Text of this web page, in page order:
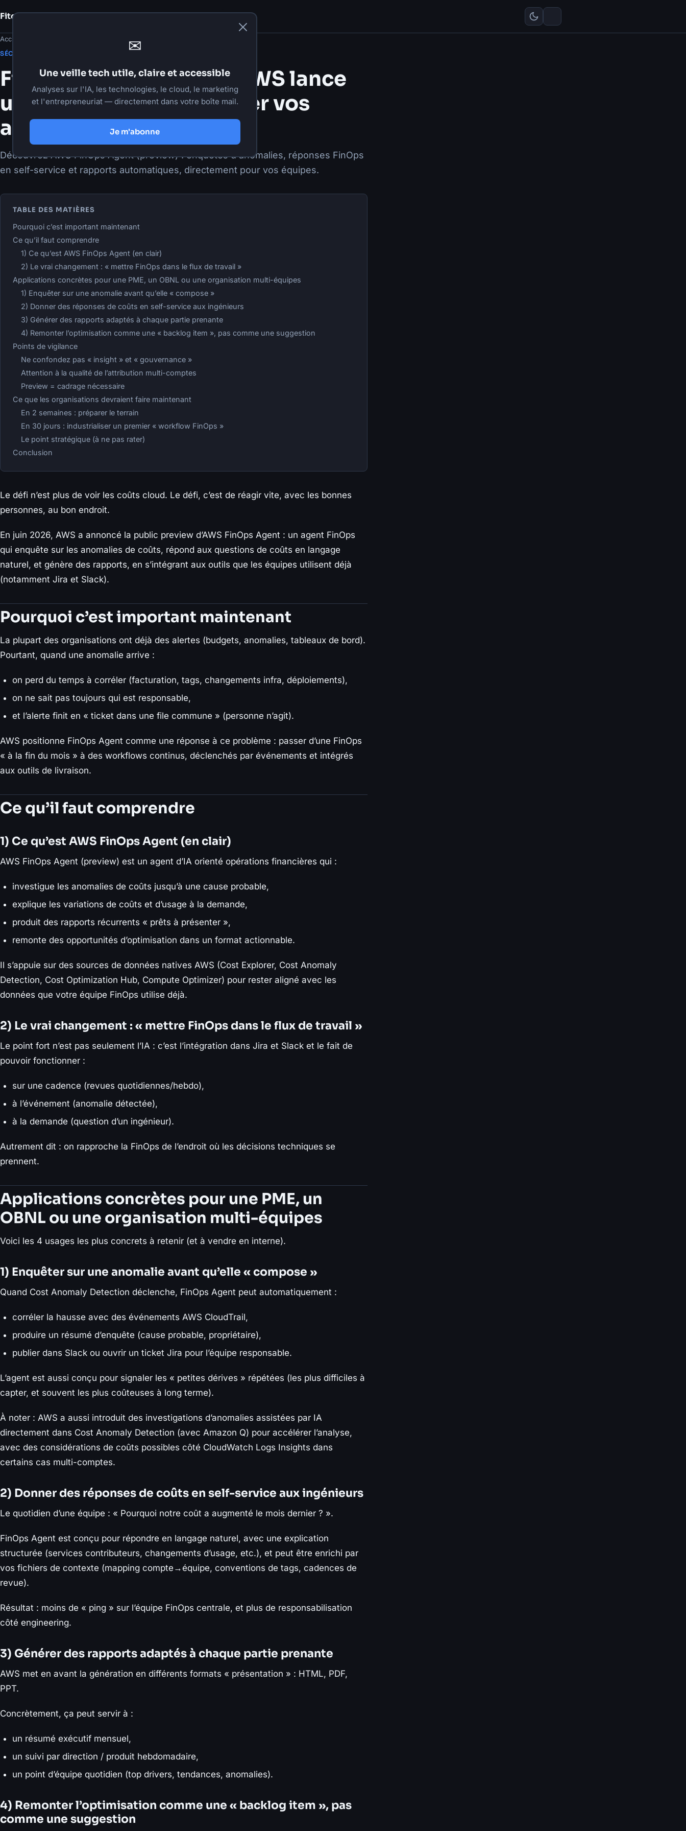
Fito DamourNotes
Accueil
SÉCURITÉ & CLOUD
FinOps en temps réel : AWS lance
un agent pour investiguer vos
anomalies de coûts
Découvrez AWS FinOps Agent (preview) : enquêtes d'anomalies, réponses FinOps
en self-service et rapports automatiques, directement pour vos équipes.
TABLE DES MATIÈRES
Pourquoi c’est important maintenant
Ce qu’il faut comprendre
1) Ce qu’est AWS FinOps Agent (en clair)
2) Le vrai changement : « mettre FinOps dans le flux de travail »
Applications concrètes pour une PME, un OBNL ou une organisation multi-équipes
1) Enquêter sur une anomalie avant qu’elle « compose »
2) Donner des réponses de coûts en self-service aux ingénieurs
3) Générer des rapports adaptés à chaque partie prenante
4) Remonter l’optimisation comme une « backlog item », pas comme une suggestion
Points de vigilance
Ne confondez pas « insight » et « gouvernance »
Attention à la qualité de l’attribution multi-comptes
Preview = cadrage nécessaire
Ce que les organisations devraient faire maintenant
En 2 semaines : préparer le terrain
En 30 jours : industrialiser un premier « workflow FinOps »
Le point stratégique (à ne pas rater)
Conclusion
Le défi n’est plus de voir les coûts cloud. Le défi, c’est de réagir vite, avec les bonnes
personnes, au bon endroit.
En juin 2026, AWS a annoncé la public preview d’AWS FinOps Agent : un agent FinOps
qui enquête sur les anomalies de coûts, répond aux questions de coûts en langage
naturel, et génère des rapports, en s’intégrant aux outils que les équipes utilisent déjà
(notamment Jira et Slack).
Pourquoi c’est important maintenant
La plupart des organisations ont déjà des alertes (budgets, anomalies, tableaux de bord).
Pourtant, quand une anomalie arrive :
on perd du temps à corréler (facturation, tags, changements infra, déploiements),
on ne sait pas toujours qui est responsable,
et l’alerte finit en « ticket dans une file commune » (personne n’agit).
AWS positionne FinOps Agent comme une réponse à ce problème : passer d’une FinOps
« à la fin du mois » à des workflows continus, déclenchés par événements et intégrés
aux outils de livraison.
Ce qu’il faut comprendre
1) Ce qu’est AWS FinOps Agent (en clair)
AWS FinOps Agent (preview) est un agent d’IA orienté opérations financières qui :
investigue les anomalies de coûts jusqu’à une cause probable,
explique les variations de coûts et d’usage à la demande,
produit des rapports récurrents « prêts à présenter »,
remonte des opportunités d’optimisation dans un format actionnable.
Il s’appuie sur des sources de données natives AWS (Cost Explorer, Cost Anomaly
Detection, Cost Optimization Hub, Compute Optimizer) pour rester aligné avec les
données que votre équipe FinOps utilise déjà.
2) Le vrai changement : « mettre FinOps dans le flux de travail »
Le point fort n’est pas seulement l’IA : c’est l’intégration dans Jira et Slack et le fait de
pouvoir fonctionner :
sur une cadence (revues quotidiennes/hebdo),
à l’événement (anomalie détectée),
à la demande (question d’un ingénieur).
Autrement dit : on rapproche la FinOps de l’endroit où les décisions techniques se
prennent.
Applications concrètes pour une PME, un
OBNL ou une organisation multi-équipes
Voici les 4 usages les plus concrets à retenir (et à vendre en interne).
1) Enquêter sur une anomalie avant qu’elle « compose »
Quand Cost Anomaly Detection déclenche, FinOps Agent peut automatiquement :
corréler la hausse avec des événements AWS CloudTrail,
produire un résumé d’enquête (cause probable, propriétaire),
publier dans Slack ou ouvrir un ticket Jira pour l’équipe responsable.
L’agent est aussi conçu pour signaler les « petites dérives » répétées (les plus difficiles à
capter, et souvent les plus coûteuses à long terme).
À noter : AWS a aussi introduit des investigations d’anomalies assistées par IA
directement dans Cost Anomaly Detection (avec Amazon Q) pour accélérer l’analyse,
avec des considérations de coûts possibles côté CloudWatch Logs Insights dans
certains cas multi-comptes.
2) Donner des réponses de coûts en self-service aux ingénieurs
Le quotidien d’une équipe : « Pourquoi notre coût a augmenté le mois dernier ? ».
FinOps Agent est conçu pour répondre en langage naturel, avec une explication
structurée (services contributeurs, changements d’usage, etc.), et peut être enrichi par
vos fichiers de contexte (mapping compte→équipe, conventions de tags, cadences de
revue).
Résultat : moins de « ping » sur l’équipe FinOps centrale, et plus de responsabilisation
côté engineering.
3) Générer des rapports adaptés à chaque partie prenante
AWS met en avant la génération en différents formats « présentation » : HTML, PDF,
PPT.
Concrètement, ça peut servir à :
un résumé exécutif mensuel,
un suivi par direction / produit hebdomadaire,
un point d’équipe quotidien (top drivers, tendances, anomalies).
4) Remonter l’optimisation comme une « backlog item », pas
comme une suggestion
✉
Une veille tech utile, claire et accessible
Analyses sur l'IA, les technologies, le cloud, le marketing
et l'entrepreneuriat — directement dans votre boîte mail.
Je m'abonne